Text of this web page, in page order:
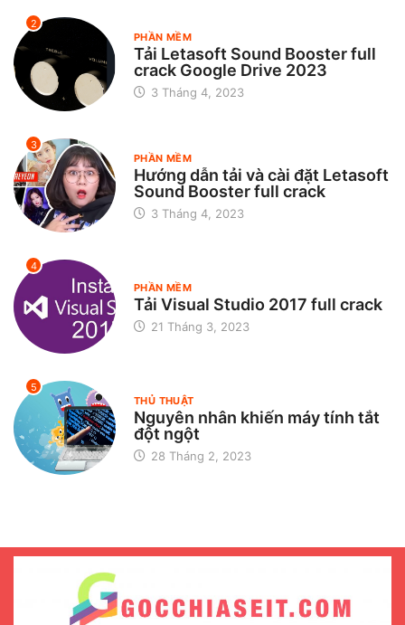
2
PHẦN MỀM
Tải Letasoft Sound Booster full
crack Google Drive 2023
3 Tháng 4, 2023
3
PHẦN MỀM
Hướng dẫn tải và cài đặt Letasoft
Sound Booster full crack
3 Tháng 4, 2023
4
PHẦN MỀM
Tải Visual Studio 2017 full crack
21 Tháng 3, 2023
5
THỦ THUẬT
Nguyên nhân khiến máy tính tắt
đột ngột
28 Tháng 2, 2023